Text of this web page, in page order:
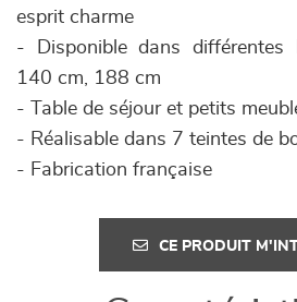
esprit charme
- Disponible dans différentes
140 cm, 188 cm
- Table de séjour et petits
- Réalisable dans 7 teintes de
- Fabrication française
CE PRODUIT